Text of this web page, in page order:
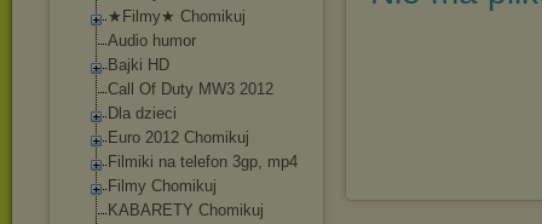
★Filmy★ Chomikuj
Audio humor
Bajki HD
Call Of Duty MW3 2012
Dla dzieci
Euro 2012 Chomikuj
Filmiki na telefon 3gp, mp4
Filmy Chomikuj
KABARETY Chomikuj